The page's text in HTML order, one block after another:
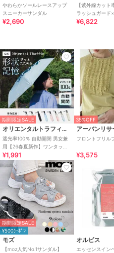
やわらかソールレースアップ
スニーカーサンダル
¥2,690
【紫外線カット
ラッシュガード
き タンキニ
¥6,822
期間限定SALE
オリエンタルトラフィック
遮光率100％ 自動開閉 男女兼
用【26春夏新作】ワンタッチ
晴雨兼用 折りたたみ傘 /G-
0601
¥1,991
35%OFF
フロントフリル
¥3,575
期間限定SALE
¥500ｸｰﾎﾟﾝ
モズ
【moz人気No.1サンダル】
オルビス
エッセンスイン